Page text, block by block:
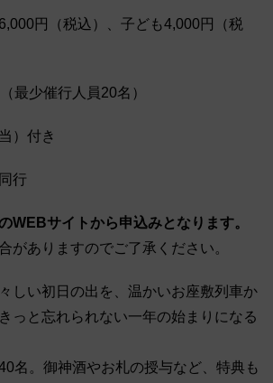
円（税込）、子ども4,000円（税
最少催行人員20名）
）付き
行
WEBサイトから申込みとなります。
がありますのでご了承ください。
しい初日の出を、温かいお座敷列車か
っと忘れられない一年の始まりになる
名。御神酒やお札の授与など、特典も